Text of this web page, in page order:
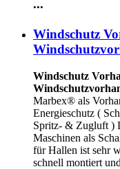
...
Windschutz
Windschutz
Marbex® als
Energieschutz (
Spritz- & Zugluft )
Maschinen als
für Hallen ist sehr
schnell montiert